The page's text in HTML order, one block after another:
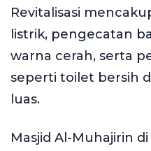
Revitalisasi
listrik, pengecatan
warna cerah, serta
seperti toilet bersih
luas.
Masjid Al-Muhajirin